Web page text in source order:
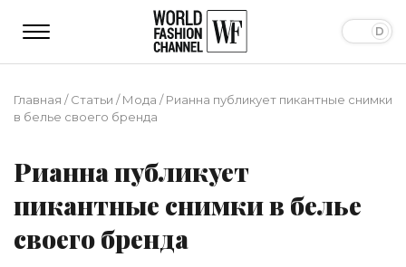
Главная /Статьи /Мода /Рианна публикует пикантные снимки
в белье своего бренда
Рианна публикует
пикантные снимки в белье
своего бренда